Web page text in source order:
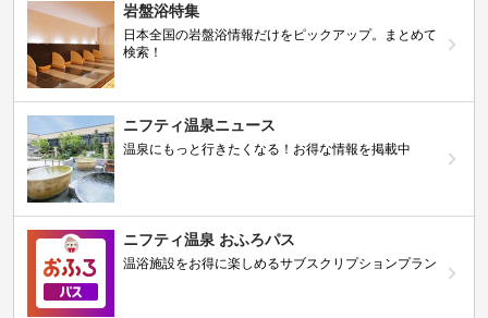
岩盤浴特集
日本全国の岩盤浴情報だけをピックアップ。まとめて
検索！
ニフティ温泉ニュース
温泉にもっと行きたくなる！お得な情報を掲載中
ニフティ温泉 おふろパス
温浴施設をお得に楽しめるサブスクリプションプラン